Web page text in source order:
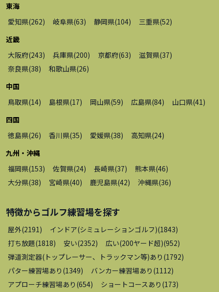
東海
愛知県(262) 岐阜県(63) 静岡県(104) 三重県(52)
近畿
大阪府(243) 兵庫県(200) 京都府(63) 滋賀県(37)
奈良県(38) 和歌山県(26)
中国
鳥取県(14) 島根県(17) 岡山県(59) 広島県(84) 山口県(41 )
四国
徳島県(26) 香川県(35) 愛媛県(38) 高知県(24)
九州・沖縄
福岡県(153) 佐賀県(24) 長崎県(37) 熊本県(46)
大分県(38) 宮崎県(40) 鹿児島県(42) 沖縄県(36)
特徴からゴルフ練習場を探す
屋外(2191 ) インドア(シミュレーションゴルフ)(1843)
打ち放題(1818) 安い(2352) 広い(200ヤード超)(952)
弾道測定器(トップレーサー、トラックマン等)あり (1792)
パター練習場あり (1349) バンカー練習場あり (1112)
アプローチ練習場あり (654) ショートコースあり (173)